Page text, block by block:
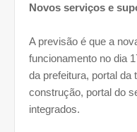
Novos serviços e
A previsão é que a
funcionamento no dia
da prefeitura, portal da
construção, portal do
integrados.